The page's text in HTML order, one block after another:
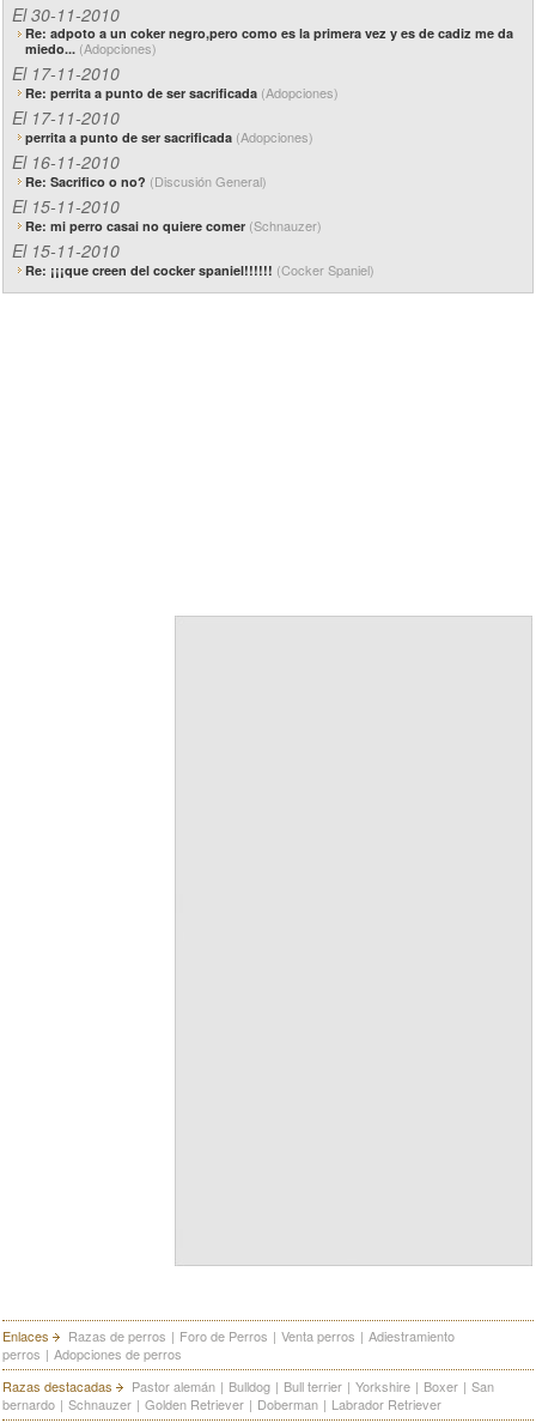
El 30-11-2010
Re: adpoto a un coker negro,pero como es la primera vez y es de cadiz me da
miedo... (Adopciones)
El 17-11-2010
Re: perrita a punto de ser sacrificada (Adopciones)
El 17-11-2010
perrita a punto de ser sacrificada (Adopciones)
El 16-11-2010
Re: Sacrifico o no? (Discusión General)
El 15-11-2010
Re: mi perro casai no quiere comer (Schnauzer)
El 15-11-2010
Re: ¡¡¡que creen del cocker spaniel!!!!!! (Cocker Spaniel)
Enlaces Razas de perros | Foro de Perros | Venta perros | Adiestramiento
perros | Adopciones de perros
Razas destacadas
Pastor alemán | Bulldog | Bull terrier | Yorkshire | Boxer | San
bernardo | Schnauzer | Golden Retriever | Doberman | Labrador Retriever